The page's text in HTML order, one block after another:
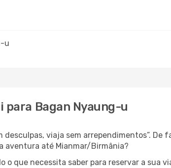
u
para Bagan Nyaung-u
desculpas, viaja sem arrependimentos”.
aventura até Mianmar/Birmânia?
o que necessita saber para reservar a sua